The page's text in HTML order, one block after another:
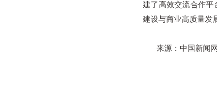
建了高效交流合作平
建设与商业高质量发
来源：中国新闻网